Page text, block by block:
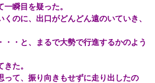
一瞬目を疑った。
のに、出口がどんどん遠のいていき、
・・と、まるで大勢で行進するかのよう
た。
って、振り向きもせずに走り出したの